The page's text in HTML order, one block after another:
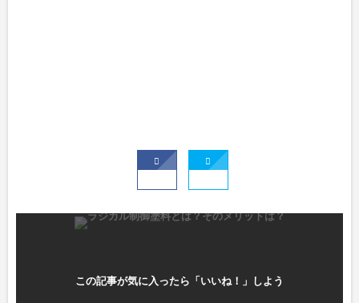
この記事が気に入ったら「いいね！」しよう